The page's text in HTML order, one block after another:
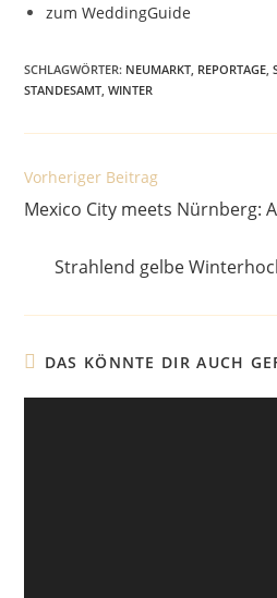
zum WeddingGuide
SCHLAGWÖRTER: NEUMARKT REPORTAGE
STANDESAMT WINTER
Weitere
ansehen
Vorheriger Beitrag
Mexico City meets Nürnberg:
Strahlend gelbe
DAS KÖNNTE DIR AUCH